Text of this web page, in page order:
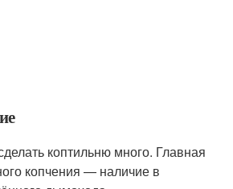
коптильню много. Главная
копчения — наличие в